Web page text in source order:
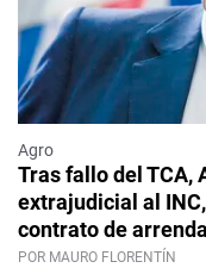
Agro
Tras fallo del TCA,
extrajudicial al
contrato de
POR MAURO FLORENTÍN